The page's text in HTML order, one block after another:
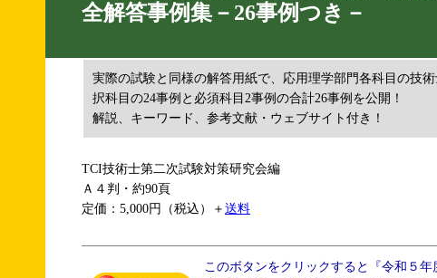
全解答事例集－26事例つき－
実際の試験と同様の解答用紙で、応用理学部門各科目の技
択科目の24事例と必須科目2事例の合計26事例を公開！
解説、キーワード、参考文献・ウェブサイト付き！
TCI技術士第二次試験対策研究会編
Ａ４判・約90頁
定価：5,000円（税込）＋ 送料
このボタンをクリックすると『令和５